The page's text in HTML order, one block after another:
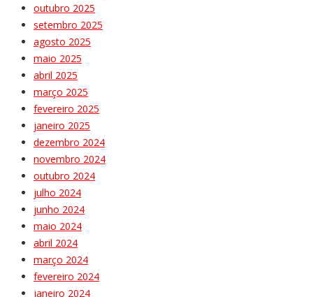
outubro 2025
setembro 2025
agosto 2025
maio 2025
abril 2025
março 2025
fevereiro 2025
janeiro 2025
dezembro 2024
novembro 2024
outubro 2024
julho 2024
junho 2024
maio 2024
abril 2024
março 2024
fevereiro 2024
janeiro 2024